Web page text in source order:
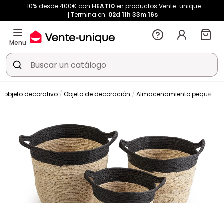
-10% desde 400€ con HEAT10en productos Vente-unique
Termina en: 02d 11h 33m 15s
Menu
objeto decorativo Objeto de decoración Almacenamiento pequeño